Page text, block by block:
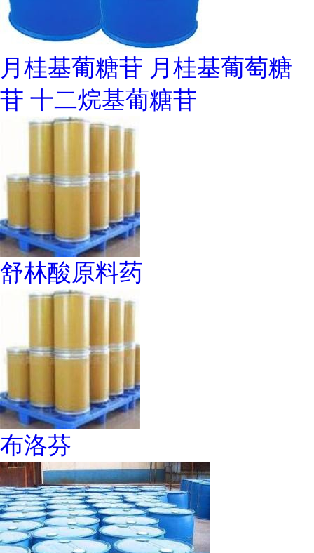
月桂基葡糖苷 月桂基葡萄糖
苷 十二烷基葡糖苷
舒林酸原料药
布洛芬